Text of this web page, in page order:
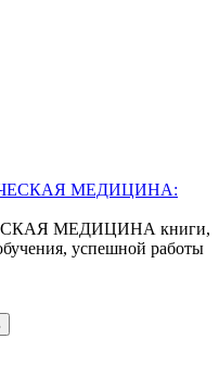
МЕДИЦИНА книги,
успешной работы